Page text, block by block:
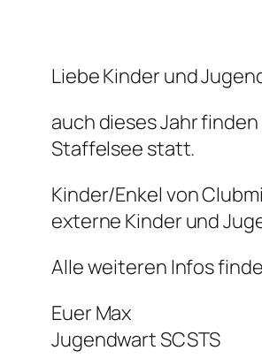
Liebe Kinder und
auch dieses Jahr
Staffelsee statt.
Kinder/Enkel von
externe Kinder und
Alle weiteren Infos
Euer Max
Jugendwart SCSTS